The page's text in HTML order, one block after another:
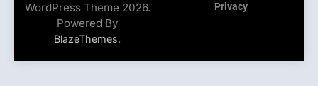
WordPress Theme 2026.
Powered By
BlazeThemes.
Privacy